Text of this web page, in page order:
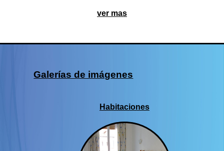
ver mas
Galerías de imágenes
Habitaciones